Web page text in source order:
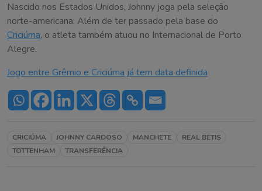
Nascido nos Estados Unidos, Johnny joga pela seleção
norte-americana. Além de ter passado pela base do
Criciúma, o atleta também atuou no Internacional de Porto
Alegre.
Jogo entre Grêmio e Criciúma já tem data definida
CRICIÚMA JOHNNY CARDOSO MANCHETE
REAL BETIS
TOTTENHAM
TRANSFERÊNCIA